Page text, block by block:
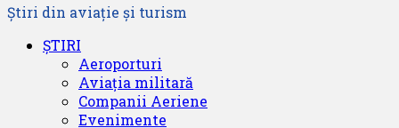
Știri din aviație și turism
Primary
ȘTIRI
Aeroporturi
Aviația militară
Companii Aeriene
Evenimente